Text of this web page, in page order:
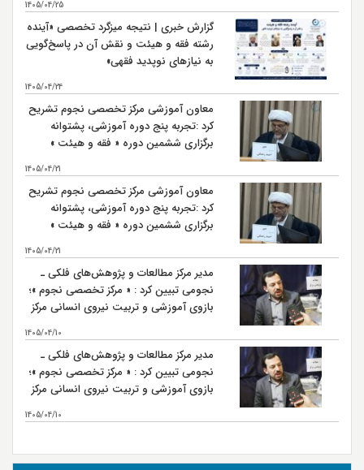
1405/04/25
گزارش خبری | نتیجه میزگرد تخصصی «آینده
رشته فقه و هیئت و نقش آن در پاسخ‌گویی
به نیازهای نوپدید فقهی»
1405/04/24
معاون آموزشی مرکز تخصصی نجوم تشریح
کرد :تجربه پنج دوره آموزشی، پشتوانه
برگزاری ششمین دوره « فقه و هیئت »
1405/04/21
معاون آموزشی مرکز تخصصی نجوم تشریح
کرد :تجربه پنج دوره آموزشی، پشتوانه
برگزاری ششمین دوره « فقه و هیئت »
1405/04/21
مدیر مرکز مطالعات و پژوهش‌های فلکی ـ
نجومی تبیین کرد : « مرکز تخصصی نجوم »؛
بازوی آموزشی و تربیت نیروی انسانی مرکز
مطالعات و پژوهش‌های فلکی ـ نجومی
1405/04/10
مدیر مرکز مطالعات و پژوهش‌های فلکی ـ
نجومی تبیین کرد : « مرکز تخصصی نجوم »؛
بازوی آموزشی و تربیت نیروی انسانی مرکز
مطالعات و پژوهش‌های فلکی ـ نجومی
1405/04/10